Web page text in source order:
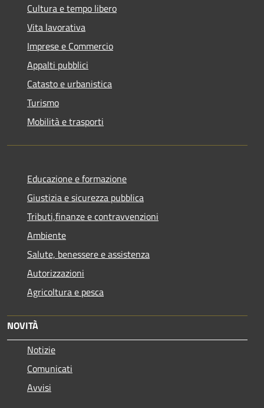
Cultura e tempo libero
Vita lavorativa
Imprese e Commercio
Appalti pubblici
Catasto e urbanistica
Turismo
Mobilità e trasporti
Educazione e formazione
Giustizia e sicurezza pubblica
Tributi,finanze e contravvenzioni
Ambiente
Salute, benessere e assistenza
Autorizzazioni
Agricoltura e pesca
NOVITÀ
Notizie
Comunicati
Avvisi